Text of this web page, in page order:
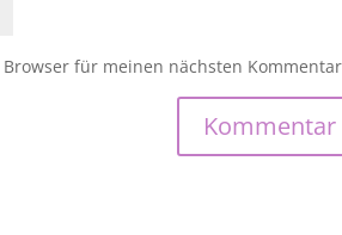
für meinen nächsten